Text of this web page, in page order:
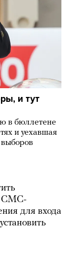
и тут
в бюллетене
и уехавшая
СМС-
для входа